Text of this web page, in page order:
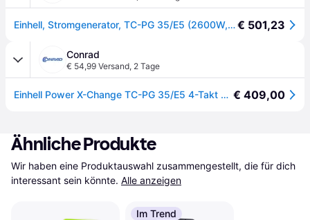
Einhell, Stromgenerator, TC-PG 35/E5 (2600W, 15l)€ 501,23
Conrad
€ 54,99 Versand, 2 Tage
Einhell Power X-Change TC-PG 35/E5 4-Takt Stromerzeuger 4.1 kW 230 V 41.9 kg - [] € 409,00
Ähnliche Produkte
Wir haben eine Produktauswahl zusammengestellt, die für dich
interessant sein könnte. Alle anzeigen
Im Trend